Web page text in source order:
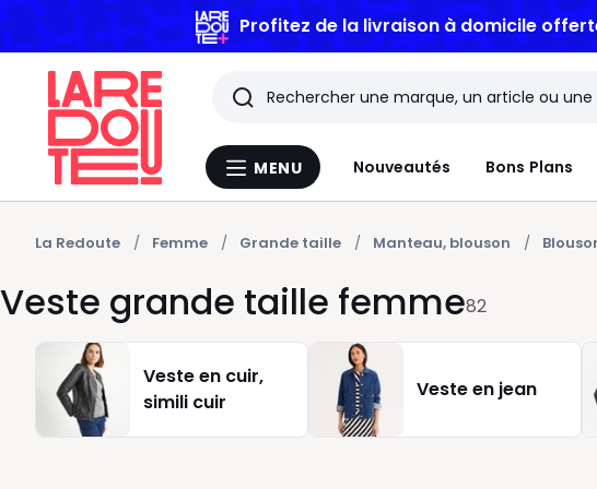
Profitez de la livraison à domicile
Menu
MENU Nouveautés Bons Plans
Rechercher
Les
derniers
articles
consultés
La Redoute Femme Grande taille Manteau, blouson
Veste grande taille femme82
Veste en cuir,
simili cuir
Veste en jean